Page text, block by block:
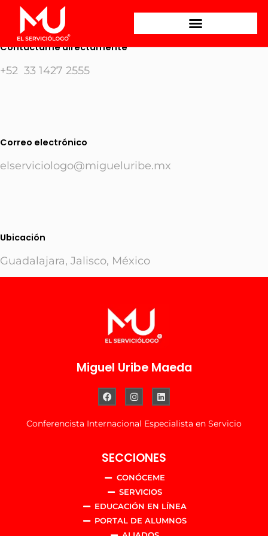
Contáctame directamente
+52 33 1427 2555
Correo electrónico
elserviciologo@migueluribe.mx
Ubicación
Guadalajara, Jalisco, México
Miguel Uribe Maeda
Conferencista Internacional Especialista en Servicio
SECCIONES
CONÓCEME
SERVICIOS
EDUCACIÓN EN LÍNEA
PORTAL DE ALUMNOS